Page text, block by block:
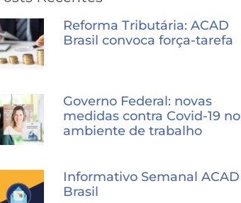
Reforma Tributária: ACAD
Brasil convoca força-tarefa
Governo Federal: novas
medidas contra Covid-19 no
ambiente de trabalho
Informativo Semanal ACAD
Brasil